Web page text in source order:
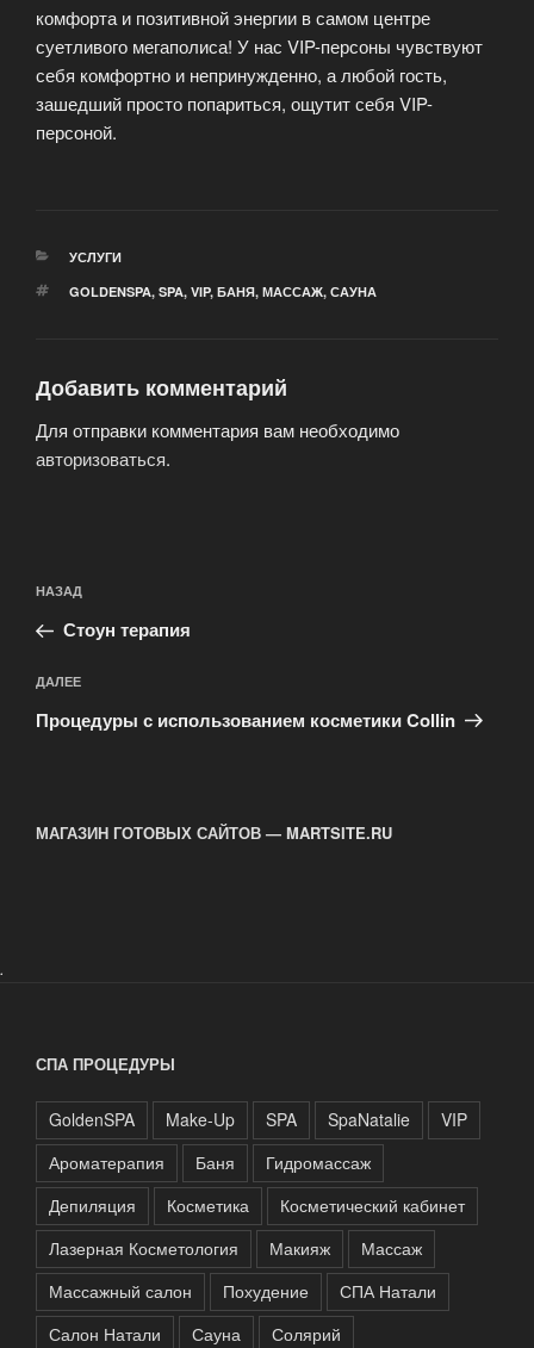
комфорта и позитивной энергии в самом центре
суетливого мегаполиса! У нас VIP-персоны чувствуют
себя комфортно и непринужденно, а любой гость,
зашедший просто попариться, ощутит себя VIP-
персоной.
РУБРИКИ
УСЛУГИ
МЕТКИ
GOLDENSPA, SPA, VIP, БАНЯ, МАССАЖ, САУНА
Добавить комментарий
Для отправки комментария вам необходимо
авторизоваться.
по
записям
Предыдущая
запись:
НАЗАД
Стоун терапия
Следующая
запись
ДАЛЕЕ
Процедуры с использованием косметики Collin
МАГАЗИН ГОТОВЫХ САЙТОВ — MARTSITE.RU
.
СПА ПРОЦЕДУРЫ
GoldenSPA Make-Up SPA SpaNatalie
VIP
Ароматерапия
Баня
Гидромассаж
Депиляция
Косметика
Косметический кабинет
Лазерная Косметология
Макияж
Массаж
Массажный салон
Похудение
СПА Натали
Салон Натали
Сауна
Солярий